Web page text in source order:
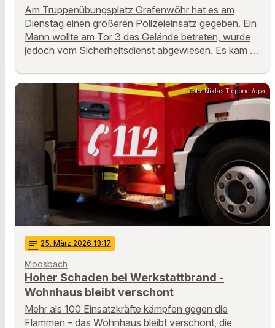
Am Truppenübungsplatz Grafenwöhr hat es am
Dienstag einen größeren Polizeieinsatz gegeben. Ein
Mann wollte am Tor 3 das Gelände betreten, wurde
jedoch vom Sicherheitsdienst abgewiesen. Es kam …
Foto: Niklas Treppner/dpa
notes 25. März 2026 13:17
Moosbach
Hoher Schaden bei Werkstattbrand -
Wohnhaus bleibt verschont
Mehr als 100 Einsatzkräfte kämpfen gegen die
Flammen – das Wohnhaus bleibt verschont, die